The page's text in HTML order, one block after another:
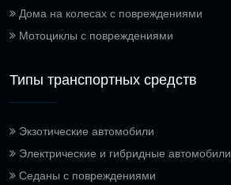
Дома на колесах с повреждениями
Мотоциклы с повреждениями
Типы транспортных средств
Экзотические автомобили
Электрические и гибридные автомобили
Седаны с повреждениями